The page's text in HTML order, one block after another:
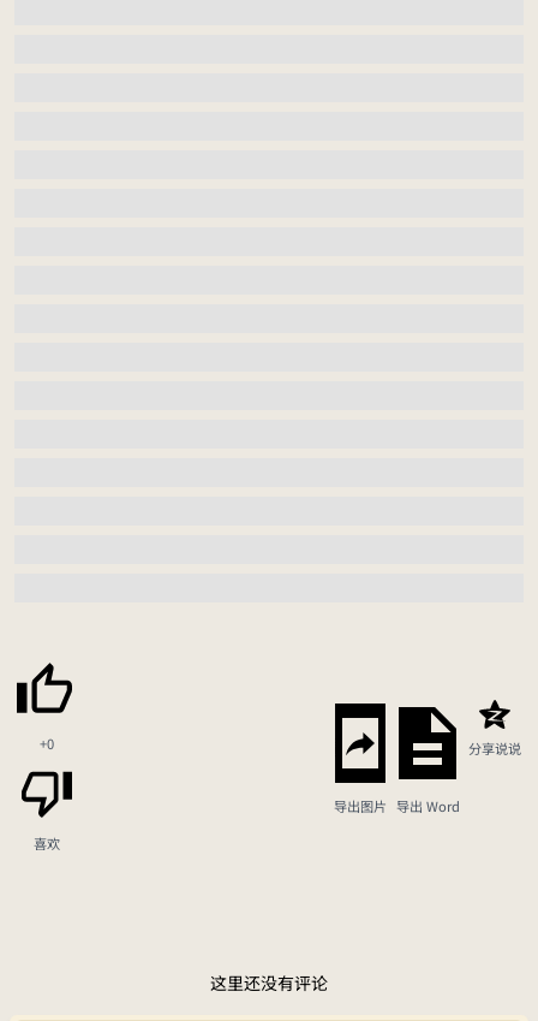
+0
喜欢
导出图片 导出 Word
分享说说
这里还没有评论